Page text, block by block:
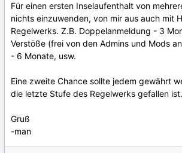
Für einen ersten Inselaufenthalt von
nichts einzuwenden, von mir aus auch mit
Regelwerks. Z.B. Doppelanmeldung - 3
Verstöße (frei von den Admins und Mods
- 6 Monate, usw.
Eine zweite Chance sollte jedem gewährt
die letzte Stufe des Regelwerks gefallen ist.
Gruß
-man